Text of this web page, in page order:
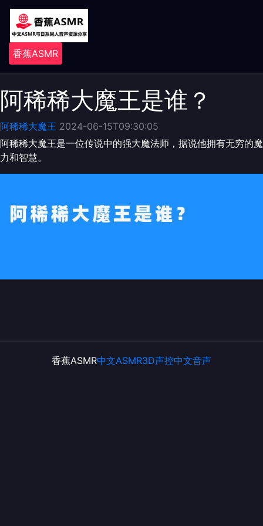
香蕉ASMR
阿稀稀大魔王是谁？
阿稀稀大魔王 2024-06-15T09:30:05
阿稀稀大魔王是一位传说中的强大魔法师，据说他拥有无穷的魔
力和智慧。
香蕉ASMR中文ASMR3D声控中文音声